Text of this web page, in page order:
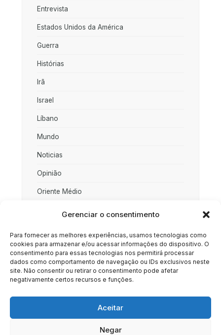
Gerenciar o consentimento
Para fornecer as melhores experiências, usamos tecnologias como
cookies para armazenar e/ou acessar informações do dispositivo. O
consentimento para essas tecnologias nos permitirá processar
dados como comportamento de navegação ou IDs exclusivos neste
site. Não consentir ou retirar o consentimento pode afetar
negativamente certos recursos e funções.
Aceitar
Negar
Entrevista
Estados Unidos da América
Guerra
Histórias
Irã
Israel
Líbano
Mundo
Noticias
Opinião
Oriente Médio
Palestina
Rússia
Sociedade
Uncategorized